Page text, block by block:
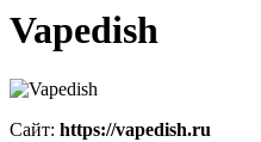
Vapedish
Сайт: https://vapedish.ru